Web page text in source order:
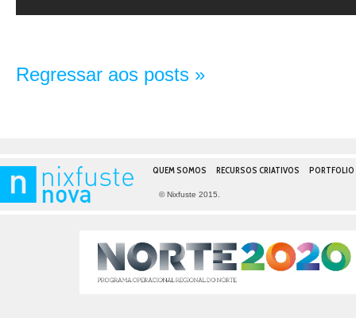
Regressar aos posts »
QUEM SOMOS RECURSOS CRIATIVOS PORTFOLIO
© Nixfuste 2015.